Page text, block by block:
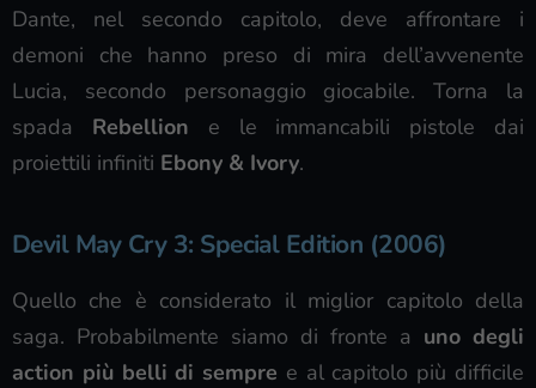
Dante, nel secondo capitolo, deve affrontare i
demoni che hanno preso di mira dell’avvenente
Lucia, secondo personaggio giocabile. Torna la
spada Rebellion e le immancabili pistole dai
proiettili infiniti Ebony & Ivory.
Devil May Cry 3: Special Edition (2006)
Quello che è considerato il miglior capitolo della
saga. Probabilmente siamo di fronte a uno degli
action più belli di sempre e al capitolo più difficile